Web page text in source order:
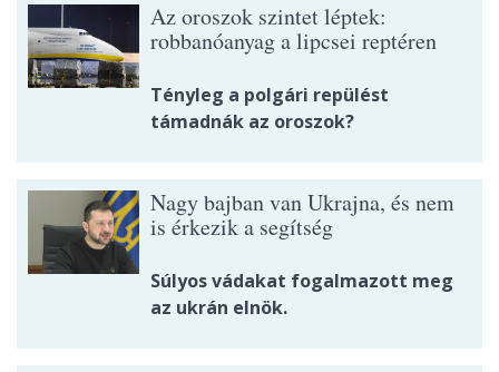
Az oroszok szintet léptek:
robbanóanyag a lipcsei reptéren
Tényleg a polgári repülést
támadnák az oroszok?
Nagy bajban van Ukrajna, és nem
is érkezik a segítség
Súlyos vádakat fogalmazott meg
az ukrán elnök.